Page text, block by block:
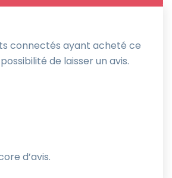
d’avis.
connectés ayant acheté ce
de laisser un avis.